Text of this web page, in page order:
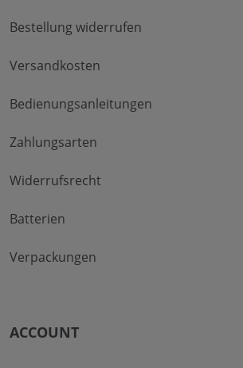
Bestellung widerrufen
Versandkosten
Bedienungsanleitungen
Zahlungsarten
Widerrufsrecht
Batterien
Verpackungen
ACCOUNT